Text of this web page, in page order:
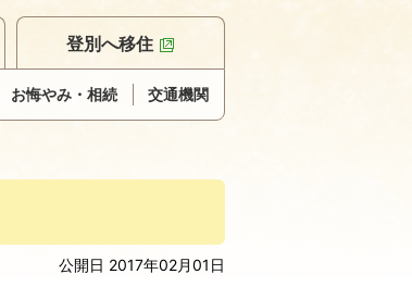
お悔やみ・相続 交通機関
登別へ移住
公開日 2017年02月01日